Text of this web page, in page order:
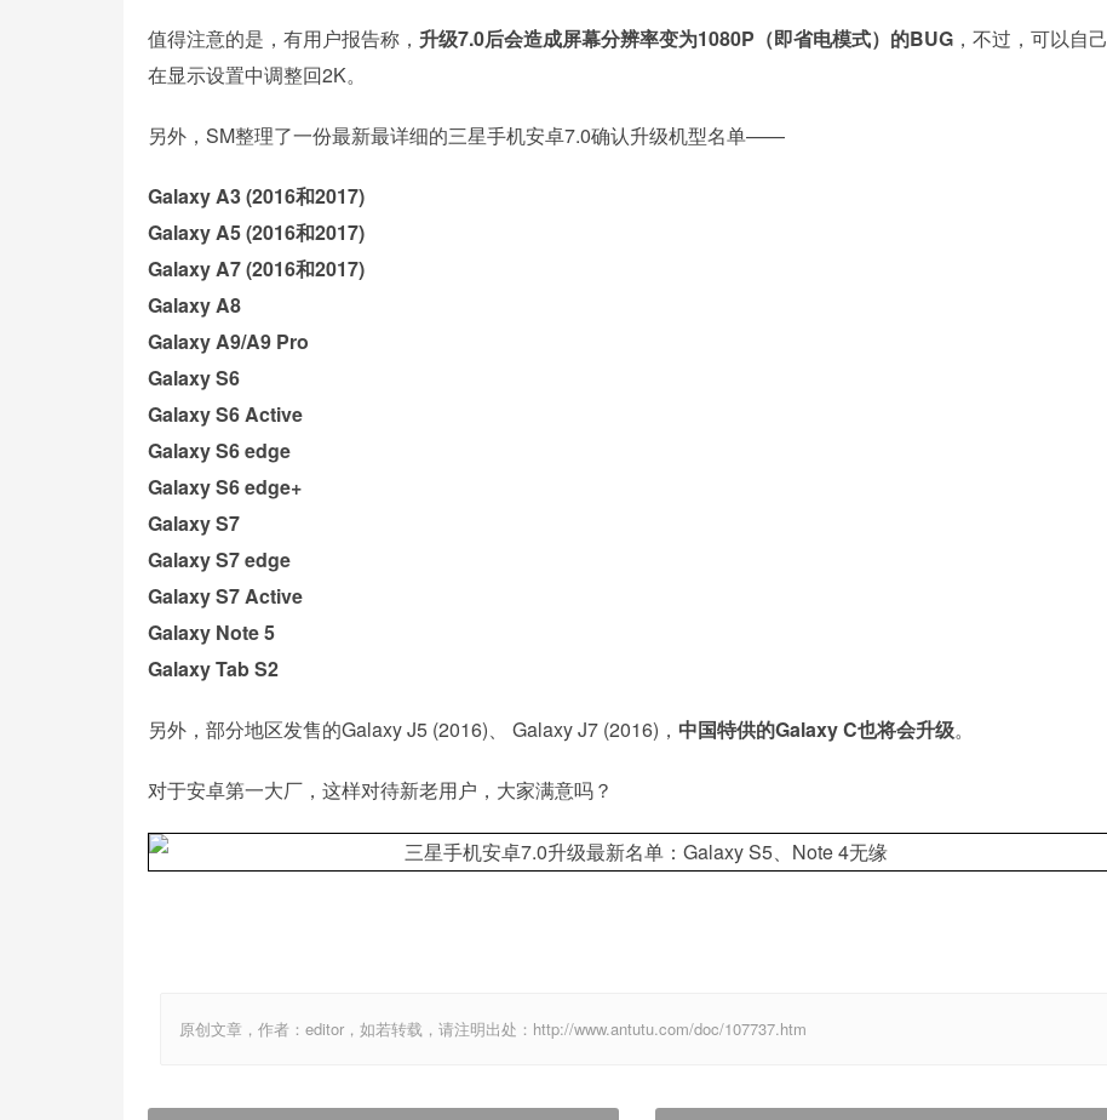
值得注意的是，有用户报告称， 升级7.0后会造成屏幕分辨率变为1080P（即省电模式）的BUG ，不过，可以自己
在显示设置中调整回2K。
另外，SM整理了一份最新最详细的三星手机安卓7.0确认升级机型名单——
Galaxy A3 (2016和2017)
Galaxy A5 (2016和2017)
Galaxy A7 (2016和2017)
Galaxy A8
Galaxy A9/A9 Pro
Galaxy S6
Galaxy S6 Active
Galaxy S6 edge
Galaxy S6 edge+
Galaxy S7
Galaxy S7 edge
Galaxy S7 Active
Galaxy Note 5
Galaxy Tab S2
另外，部分地区发售的Galaxy J5 (2016)、 Galaxy J7 (2016)， 中国特供的Galaxy C也将会升级。
对于安卓第一大厂，这样对待新老用户，大家满意吗？
原创文章，作者：editor，如若转载，请注明出处：http://www.antutu.com/doc/107737.htm